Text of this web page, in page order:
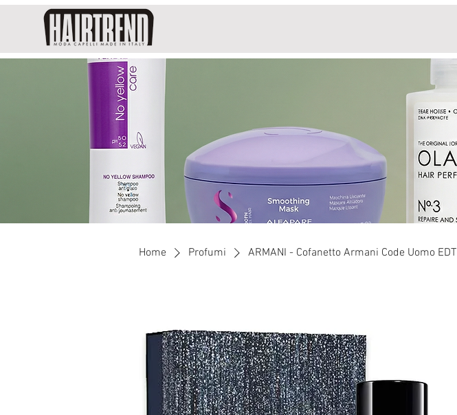
Home Profumi ARMANI - Cofanetto Armani Code Uomo EDT